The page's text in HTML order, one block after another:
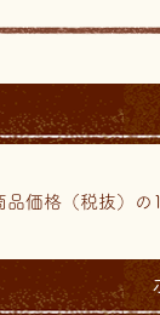
価格（税抜）